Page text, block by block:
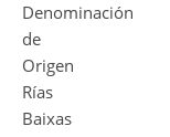
Denominación
de
Origen
Rías
Baixas